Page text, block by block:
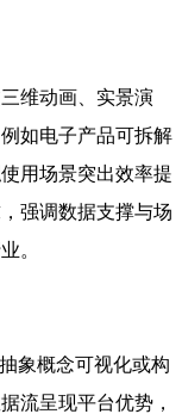
维动画、实景演
如电子产品可拆解
用场景突出效率提
强调数据支撑与场
。
象概念可视化或构
流呈现平台优势，